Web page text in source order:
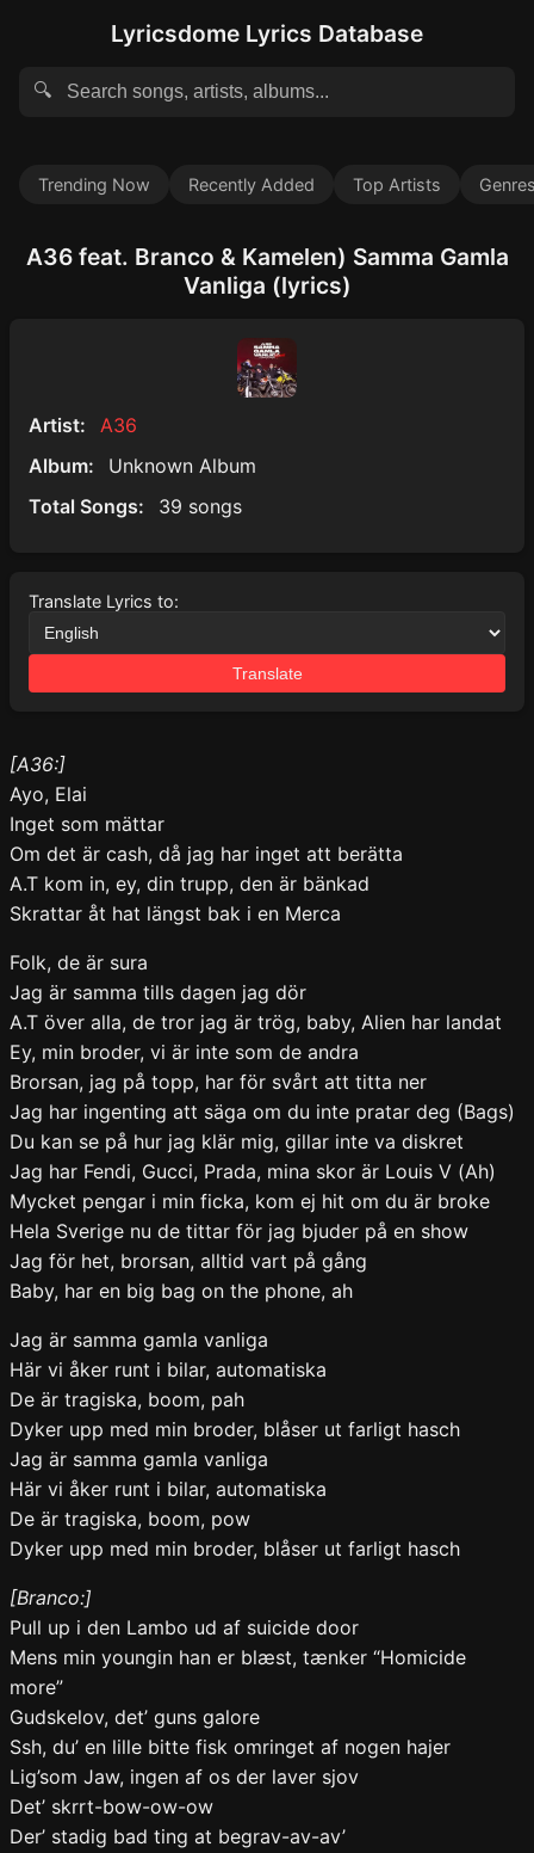
Lyricsdome Lyrics Database
🔍
Trending Now Recently Added Top Artists
A36 feat. Branco & Kamelen) Samma Gamla
Vanliga (lyrics)
Artist:
A36
Album:
Unknown Album
Total Songs:
39 songs
Translate Lyrics to:
Translate
[A36:]
Ayo, Elai
Inget som mättar
Om det är cash, då jag har inget att berätta
A.T kom in, ey, din trupp, den är bänkad
Skrattar åt hat längst bak i en Merca
Folk, de är sura
Jag är samma tills dagen jag dör
A.T över alla, de tror jag är trög, baby, Alien har landat
Ey, min broder, vi är inte som de andra
Brorsan, jag på topp, har för svårt att titta ner
Jag har ingenting att säga om du inte pratar deg (Bags)
Du kan se på hur jag klär mig, gillar inte va diskret
Jag har Fendi, Gucci, Prada, mina skor är Louis V (Ah)
Mycket pengar i min ficka, kom ej hit om du är broke
Hela Sverige nu de tittar för jag bjuder på en show
Jag för het, brorsan, alltid vart på gång
Baby, har en big bag on the phone, ah
Jag är samma gamla vanliga
Här vi åker runt i bilar, automatiska
De är tragiska, boom, pah
Dyker upp med min broder, blåser ut farligt hasch
Jag är samma gamla vanliga
Här vi åker runt i bilar, automatiska
De är tragiska, boom, pow
Dyker upp med min broder, blåser ut farligt hasch
[Branco:]
Pull up i den Lambo ud af suicide door
Mens min youngin han er blæst, tænker “Homicide
more”
Gudskelov, det’ guns galore
Ssh, du’ en lille bitte fisk omringet af nogen hajer
Lig’som Jaw, ingen af os der laver sjov
Det’ skrrt-bow-ow-ow
Der’ stadig bad ting at begrav-av-av’